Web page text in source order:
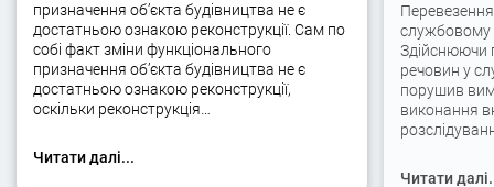
призначення об’єкта будівництва не є
достатньою ознакою реконструкції. Сам по
собі факт зміни функціонального
призначення об’єкта будівництва не є
достатньою ознакою реконструкції,
оскільки реконструкція…
Читати далі...
службовому
Здійснюючи
речовин у
порушив
виконання
Читати